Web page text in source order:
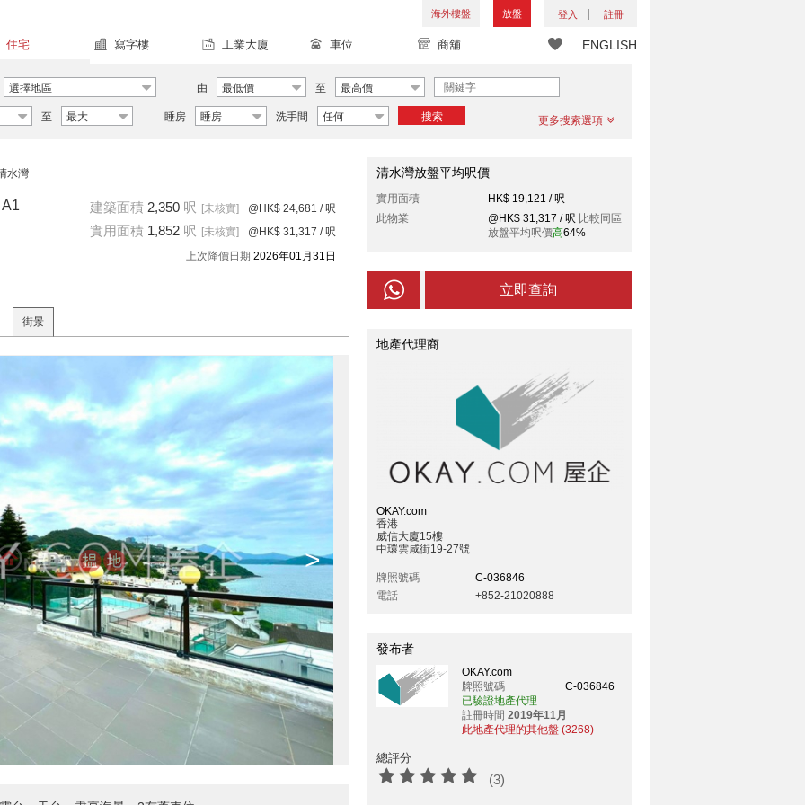
海外樓盤 放盤 登入 註冊
ENGLISH
住宅 寫字樓 工業大廈 車位 商舖
選擇地區 由 最低價 至 最高價
至 最大 睡房 睡房 洗手間 任何 搜索 更多搜索選項
水灣
建築面積 2,350 呎 [未核實] @HK$ 24,681 / 呎
實用面積 1,852 呎 [未核實] @HK$ 31,317 / 呎
上次降價日期 2026年01月31日
街景
>
清水灣放盤平均呎價
實用面積
HK$ 19,121 / 呎
此物業
@HK$ 31,317 / 呎 比較同區
放盤平均呎價高64%
立即查詢
地產代理商
OKAY.com
香港
威信大廈15樓
中環雲咸街19-27號
牌照號碼
C-036846
電話
+852-21020888
發布者
OKAY.com
牌照號碼
C-036846
已驗證地產代理
註冊時間 2019年11月
此地產代理的其他盤 (3268)
總評分
(3)